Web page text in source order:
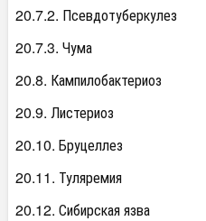
20.7.2. Псевдотуберкулез
20.7.3. Чума
20.8. Кампилобактериоз
20.9. Листериоз
20.10. Бруцеллез
20.11. Туляремия
20.12. Сибирская язва